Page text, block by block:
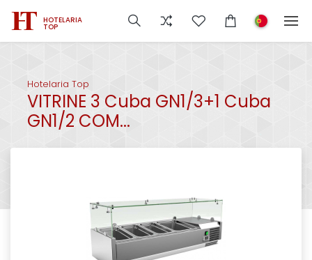
HOTELARIA
TOP
Hotelaria Top
VITRINE 3 Cuba GN1/3+1 Cuba
GN1/2 COM...